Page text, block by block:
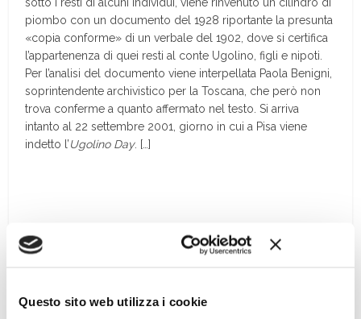
Questo sito web utilizza i cookie
piombo con un documento del 1928 riportante la presunta
«copia conforme» di un verbale del 1902, dove si certifica
l’appartenenza di quei resti al conte Ugolino, figli e nipoti.
Per l’analisi del documento viene interpellata Paola Benigni,
soprintendente archivistico per la Toscana, che però non
trova conferme a quanto affermato nel testo. Si arriva
intanto al 22 settembre 2001, giorno in cui a Pisa viene
indetto l’Ugolino Day. […]